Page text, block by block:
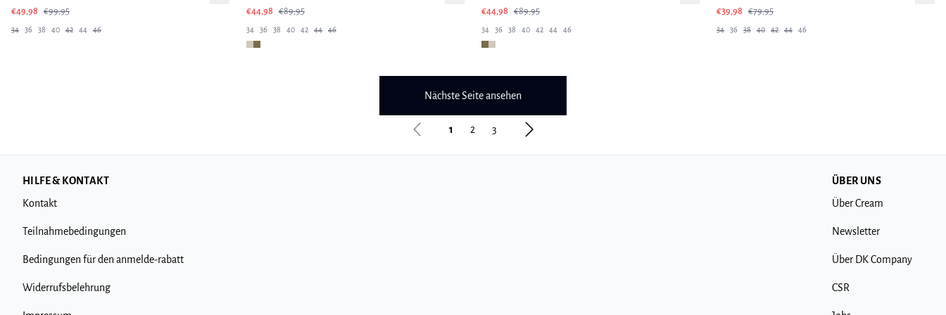
€49,98
€99,95
34 36 38 40 42 44 46
€44,98
€89,95
34 36 38 40 42 44 46
€44,98
€89,95
34 36 38 40 42 44 46
€39,98
€79,95
34 36 38 40 42 44 46
Nächste Seite ansehen
1 2 3
HILFE & KONTAKT
Kontakt
Teilnahmebedingungen
Bedingungen für den anmelde-rabatt
Widerrufsbelehrung
ÜBER UNS
Über Cream
Newsletter
Über DK Company
CSR